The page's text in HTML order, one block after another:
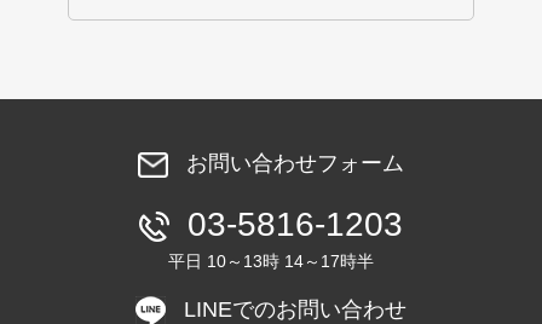
お問い合わせフォーム
03-5816-1203
平日 10～13時 14～17時半
LINEでのお問い合わせ